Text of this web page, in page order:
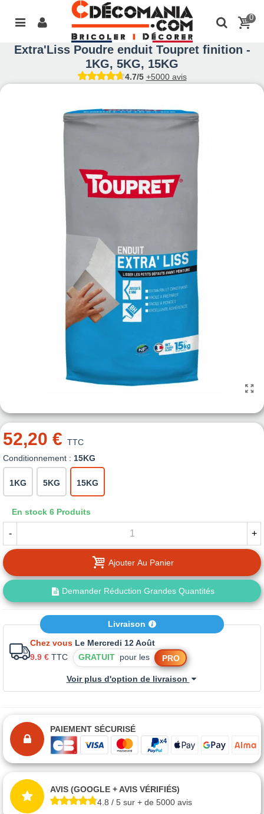
0
Extra'Liss Poudre enduit Toupret finition -
1KG, 5KG, 15KG
4.7/5 +5000 avis
52,20 € TTC
Conditionnement : 15KG
1KG 5KG 15KG
En stock 6 Produits
- +
Ajouter Au Panier
Demander Réduction Grandes Quantités
Livraison
Chez vous Le Mercredi 12 Août
9.9 € TTC GRATUIT pour les PRO
Voir plus d'option de livraison
PAIEMENT SÉCURISÉ
AVIS (GOOGLE + AVIS VÉRIFIÉS)
4.8 / 5 sur + de 5000 avis